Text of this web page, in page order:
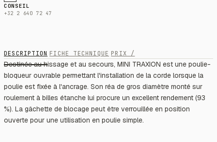
CONSEIL
+32 2 640 72 47
DESCRIPTION FICHE TECHNIQUE PRIX /
Destinée au hissage et au secours, MINI TRAXION est une poulie-
bloqueur ouvrable permettant l'installation de la corde lorsque la
poulie est fixée à l'ancrage. Son réa de gros diamètre monté sur
roulement à billes étanche lui procure un excellent rendement (93
%). La gâchette de blocage peut être verrouillée en position
ouverte pour une utilisation en poulie simple.